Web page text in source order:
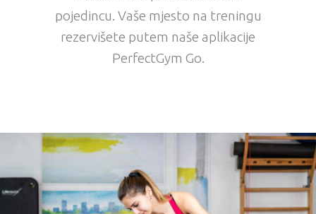
pojedincu. Vaše mjesto na treningu
rezervišete putem naše aplikacije
PerfectGym Go.